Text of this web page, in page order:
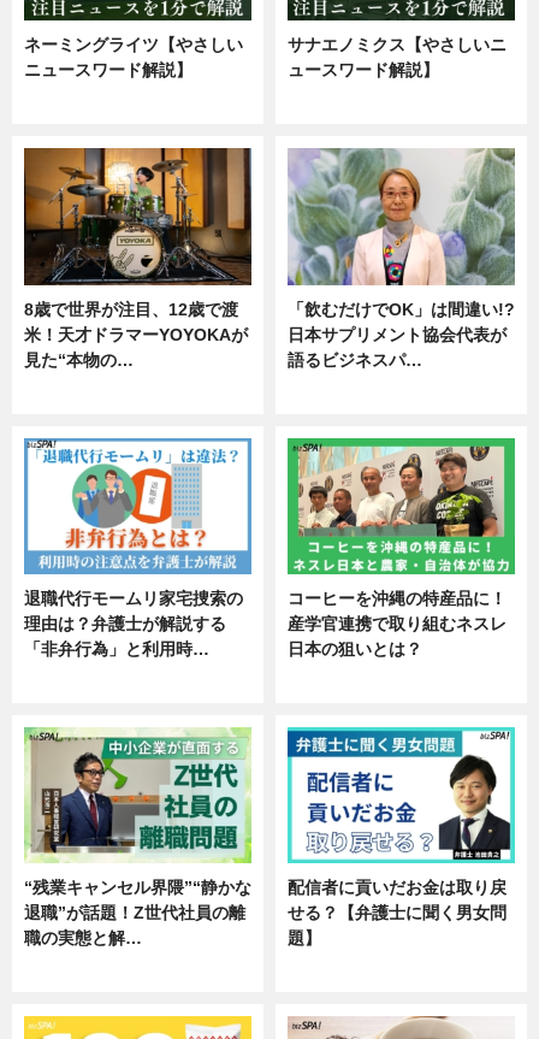
ネーミングライツ【やさしい
ニュースワード解説】
サナエノミクス【やさしいニ
ュースワード解説】
8歳で世界が注目、12歳で渡
米！天才ドラマーYOYOKAが
見た“本物の…
「飲むだけでOK」は間違い!?
日本サプリメント協会代表が
語るビジネスパ…
退職代行モームリ家宅捜索の
理由は？弁護士が解説する
「非弁行為」と利用時…
コーヒーを沖縄の特産品に！
産学官連携で取り組むネスレ
日本の狙いとは？
“残業キャンセル界隈”“静かな
退職”が話題！Z世代社員の離
職の実態と解…
配信者に貢いだお金は取り戻
せる？【弁護士に聞く男女問
題】